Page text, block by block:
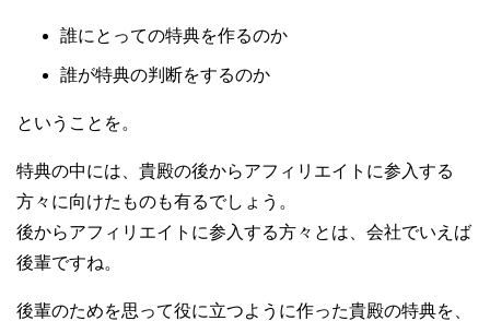
誰にとっての特典を作るのか
誰が特典の判断をするのか
ということを。
特典の中には、貴殿の後からアフィリエイトに参入する
方々に向けたものも有るでしょう。
後からアフィリエイトに参入する方々とは、会社でいえば
後輩ですね。
後輩のためを思って役に立つように作った貴殿の特典を、